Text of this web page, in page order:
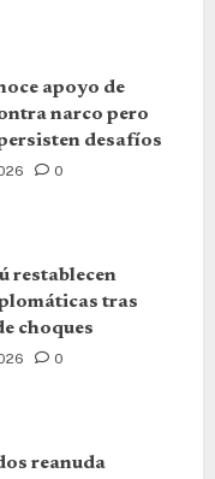
apoyo de
narco pero
desafíos
0
restablecen
tras
choques
0
reanuda